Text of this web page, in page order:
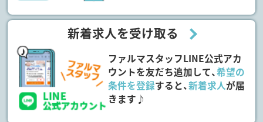
新着求人を受け取る
ファルマスタッフLINE公式アカ
ウントを友だち追加して、希望の
条件を登録すると、新着求人が届
きます♪